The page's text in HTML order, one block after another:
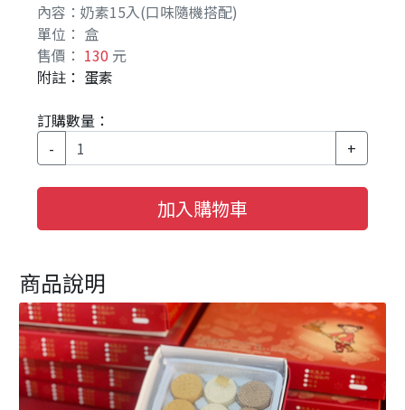
列
內容：奶素15入(口味隨機搭配)
單位： 盒
售價： 130 元
附註： 蛋素
訂購數量：
-
+
加入購物車
商品說明